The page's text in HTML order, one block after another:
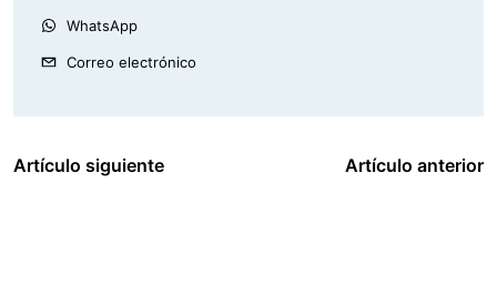
WhatsApp
Correo electrónico
Artículo siguiente Artículo anterior